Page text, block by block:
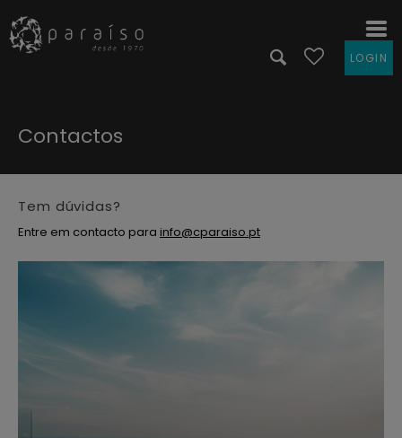
LOGIN
Contactos
Tem dúvidas?
Entre em contacto para info@cparaiso.pt